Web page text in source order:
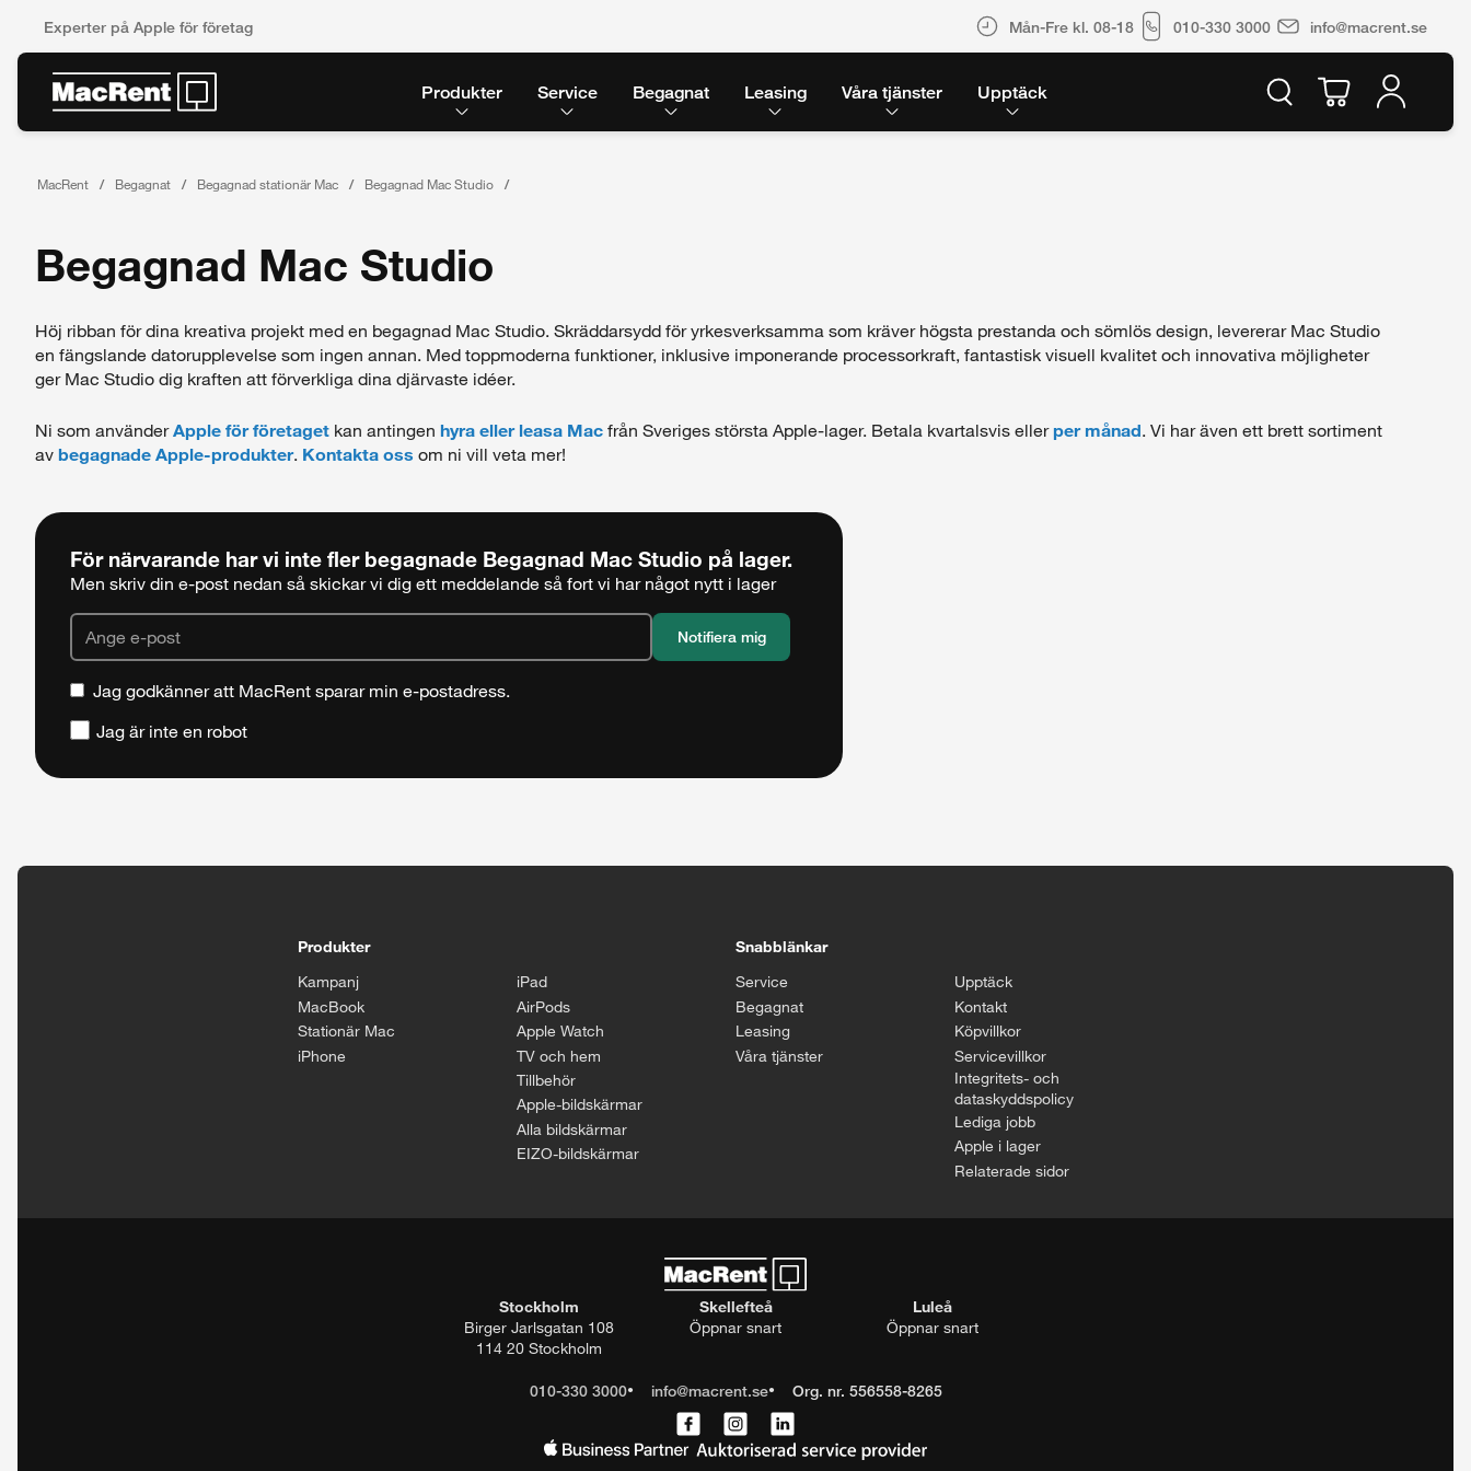
Experter på Apple för företag Mån-Fre kl. 08-18 010-330 3000 info@macrent.se
Produkter Service Begagnat Leasing Våra tjänster Upptäck
MacRent Begagnat Begagnad stationär Mac Begagnad Mac Studio
Begagnad Mac Studio
Höj ribban för dina kreativa projekt med en begagnad Mac Studio. Skräddarsydd för yrkesverksamma som kräver högsta prestanda och sömlös design, levererar Mac Studio
en fängslande datorupplevelse som ingen annan. Med toppmoderna funktioner, inklusive imponerande processorkraft, fantastisk visuell kvalitet och innovativa möjligheter
ger Mac Studio dig kraften att förverkliga dina djärvaste idéer.
Ni som använderApple för företaget kan antingen hyra eller leasa Mac från Sveriges största Apple-lager. Betala kvartalsvis ellerper månad. Vi har även ett brett sortiment
av begagnade Apple-produkter. Kontakta oss om ni vill veta mer!
För närvarande har vi inte fler begagnade Begagnad Mac Studio på lager.
Men skriv din e-post nedan så skickar vi dig ett meddelande så fort vi har något nytt i lager
Jag godkänner att MacRent sparar min e-postadress.
Jag är inte en robot
Produkter
Kampanj
MacBook
Stationär Mac
iPhone
iPad
AirPods
Apple Watch
TV och hem
Tillbehör
Apple-bildskärmar
Alla bildskärmar
EIZO-bildskärmar
Snabblänkar
Service
Begagnat
Leasing
Våra tjänster
Upptäck
Kontakt
Köpvillkor
Servicevillkor
Integritets- och
dataskyddspolicy
Lediga jobb
Apple i lager
Relaterade sidor
Stockholm
Birger Jarlsgatan 108
114 20 Stockholm
Skellefteå
Öppnar snart
Luleå
Öppnar snart
010-330 3000 info@macrent.se Org. nr. 556558-8265